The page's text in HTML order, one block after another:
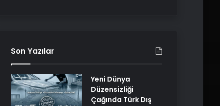
Son Yazılar
Yeni Dünya
Düzensizliği
Çağında Türk Dış